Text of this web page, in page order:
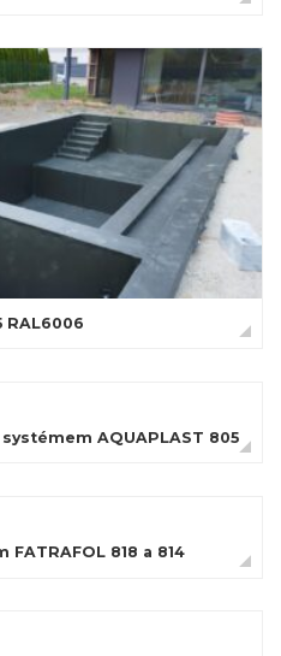
RAL6006
AQUAPLAST 805
818 a 814